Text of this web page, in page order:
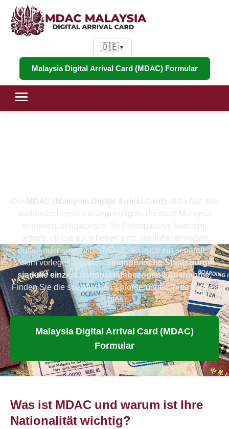
🇩🇪▼
Malaysia Digital Arrival Card (MDAC) Formular
dürfen oder sowohl die MDAC als auch ein separates
Visum vorlegen müssen.Singapurische Staatsbürger
sind die einzige nationalitätsbezogene Ausnahme.
Finden Sie die spezifischen Anforderungen Ihres Landes
unten.
Malaysia Digital Arrival Card (MDAC)
Formular
Was ist MDAC und warum ist Ihre
Nationalität wichtig?